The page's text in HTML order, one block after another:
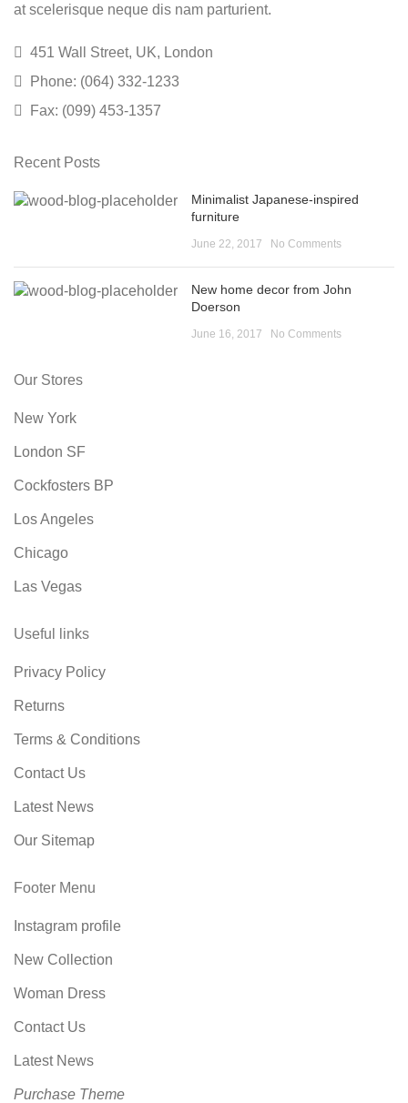
at scelerisque neque dis nam parturient.
451 Wall Street, UK, London
Phone: (064) 332-1233
Fax: (099) 453-1357
Recent Posts
Minimalist Japanese-inspired
furniture
June 22, 2017 No Comments
New home decor from John
Doerson
June 16, 2017 No Comments
Our Stores
New York
London SF
Cockfosters BP
Los Angeles
Chicago
Las Vegas
Useful links
Privacy Policy
Returns
Terms & Conditions
Contact Us
Latest News
Our Sitemap
Footer Menu
Instagram profile
New Collection
Woman Dress
Contact Us
Latest News
Purchase Theme